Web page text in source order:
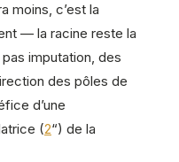
moins, c’est la
— la racine reste la
imputation, des
des pôles de
d’une
(2“) de la